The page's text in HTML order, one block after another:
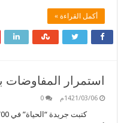
أكمل القراءة »
استمرار المفاوضات
1421/03/06م 0